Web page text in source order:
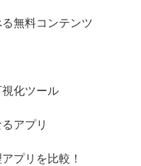
無料コンテンツ
化ツール
アプリ
プリを比較！